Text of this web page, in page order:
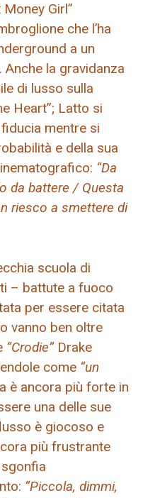
Girl”
che l’ha
a un
la gravidanza
di lusso sulla
Heart”; Latto si
mentre si
e della sua
“Da
da battere / Questa
riesco a smettere di
scuola di
– battute a fuoco
per essere citata
vanno ben oltre
“Crodie”Drake
come “un
è ancora più forte in
una delle sue
è giocoso e
più frustrante
“Piccola, dimmi,